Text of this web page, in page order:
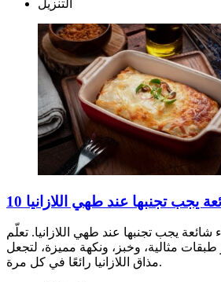
التنزيل
يجب تجنبها عند طهي اللازانيا
١٠ أخطاء شائعة يجب تجنبها عند طهي اللازانيا. تعلّم
طبقات مثالية، وخبز، ونكهة مميزة، لتجعل
مذاق اللازانيا رائعًا في كل مرة.